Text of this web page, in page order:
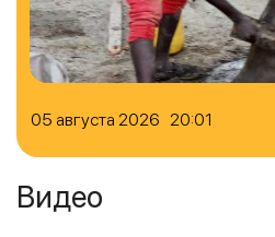
05 августа 2026 20:01
Видео